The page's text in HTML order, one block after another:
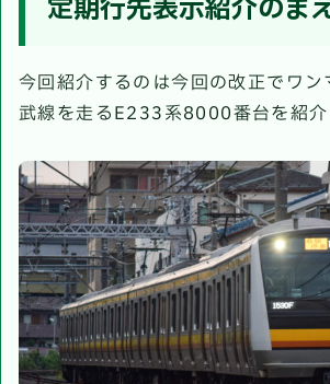
定期行先表示紹介のま
今回紹介するのは今回の改正でワ
武線を走るE233系8000番台を紹介